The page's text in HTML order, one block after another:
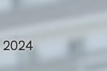
2024